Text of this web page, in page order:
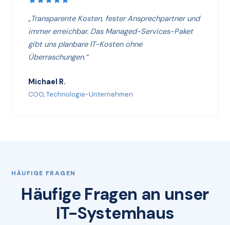
„Transparente Kosten, fester Ansprechpartner und
immer erreichbar. Das Managed-Services-Paket
gibt uns planbare IT-Kosten ohne
Überraschungen.“
Michael R.
COO, Technologie-Unternehmen
HÄUFIGE FRAGEN
Häufige Fragen an unser
IT-Systemhaus